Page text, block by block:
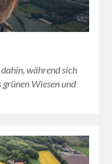
während sich
Wiesen und